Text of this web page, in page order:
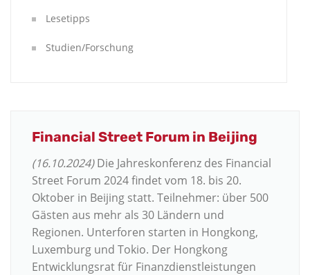
Lesetipps
Studien/Forschung
Financial Street Forum in Beijing
(16.10.2024)Die Jahreskonferenz des Financial
Street Forum 2024 findet vom 18. bis 20.
Oktober in Beijing statt. Teilnehmer: über 500
Gästen aus mehr als 30 Ländern und
Regionen. Unterforen starten in Hongkong,
Luxemburg und Tokio. Der Hongkong
Entwicklungsrat für Finanzdienstleistungen